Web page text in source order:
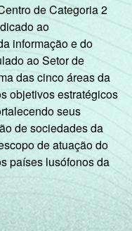
de Categoria 2
ao
informação e do
ao Setor de
das cinco áreas da
objetivos estratégicos
seus
de sociedades da
de atuação do
países lusófonos da